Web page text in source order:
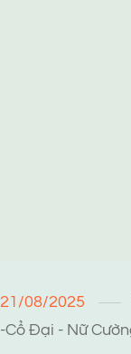
21/08/2025
-Cổ Đại - Nữ